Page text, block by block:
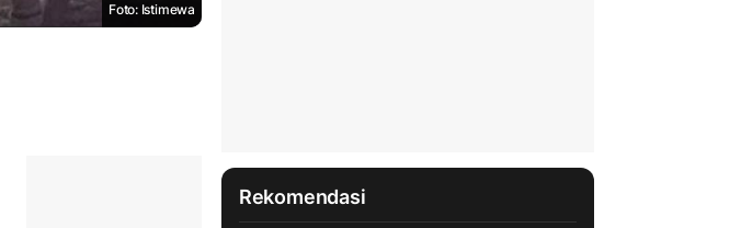
Foto: Istimewa
Rekomendasi